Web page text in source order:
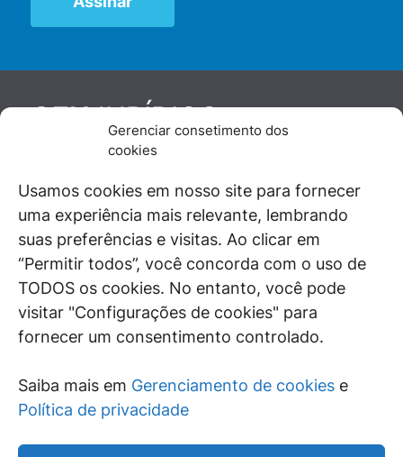
Gerenciar consetimento dos
cookies
Usamos cookies em nosso site para fornecer
uma experiência mais relevante, lembrando
suas preferências e visitas. Ao clicar em
“Permitir todos”, você concorda com o uso de
TODOS os cookies. No entanto, você pode
visitar "Configurações de cookies" para
fornecer um consentimento controlado.
Saiba mais em Gerenciamento de cookies e
Política de privacidade
GENJURÍDICO
De maneira independente, os autores e
juristas e doutrinadores nacionais, se posicionam
diante de questões relevantes do cotidiano e
universo jurídico.
SIGA